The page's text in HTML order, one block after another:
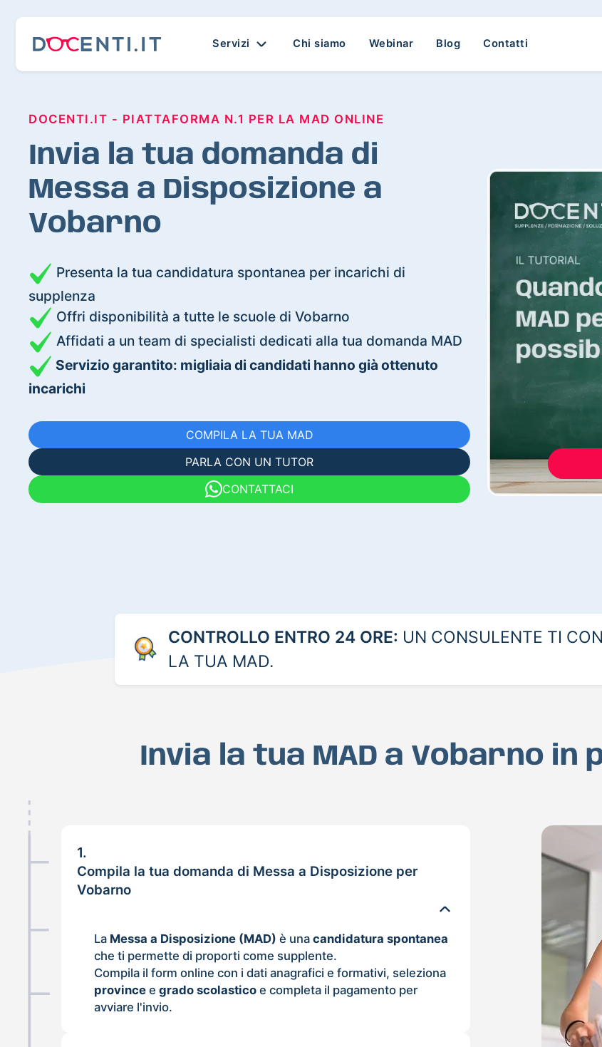
Servizi Chi siamo Webinar Blog Contatti
DOCENTI.IT - PIATTAFORMA N.1 PER LA MAD ONLINE
Invia la tua domanda di
Messa a Disposizione a
Vobarno
Presenta la tua candidatura spontanea per incarichi di
supplenza
Offri disponibilità a tutte le scuole di Vobarno
Affidati a un team di specialisti dedicati alla tua domanda MAD
Servizio garantito: migliaia di candidati hanno già ottenuto
incarichi
COMPILA LA TUA MAD
PARLA CON UN TUTOR
CONTATTACI
CONTROLLO ENTRO 24 ORE: UN CONSULENTE TI
LA TUA MAD.
Invia la tua MAD a Vobarno in
1.
Compila la tua domanda di Messa a Disposizione per
Vobarno
La Messa a Disposizione (MAD) è unacandidatura spontanea
che ti permette di proporti come supplente.
Compila il form online con i dati anagrafici e formativi, seleziona
province egrado scolastico e completa il pagamento per
avviare l'invio.